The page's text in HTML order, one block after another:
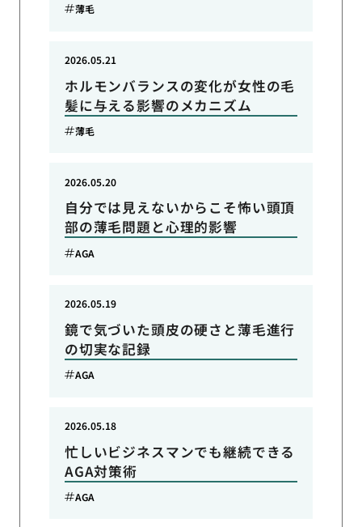
薄毛
ホルモンバランスの変化が女性の毛
髪に与える影響のメカニズム
2026.05.21
薄毛
自分では見えないからこそ怖い頭頂
部の薄毛問題と心理的影響
2026.05.20
AGA
鏡で気づいた頭皮の硬さと薄毛進行
の切実な記録
2026.05.19
AGA
忙しいビジネスマンでも継続できる
AGA対策術
2026.05.18
AGA